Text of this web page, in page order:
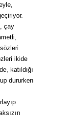
çay
ikide
katıldığı
dururken